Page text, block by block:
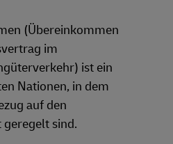
(Übereinkommen
im
ist ein
Nationen, in dem
auf den
sind.